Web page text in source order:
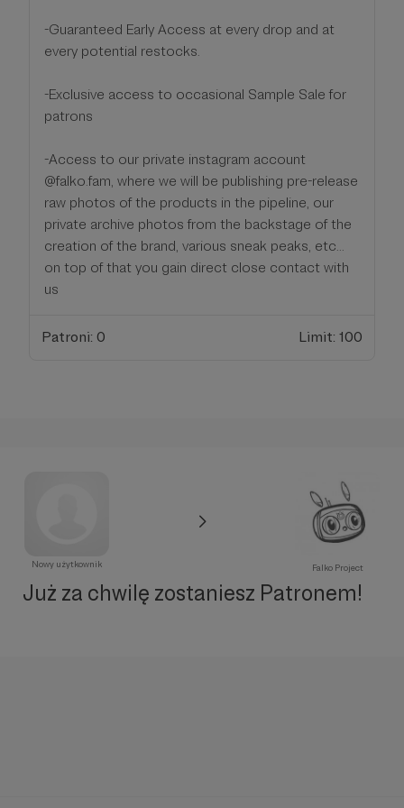
-Guaranteed Early Access at every drop and at
every potential restocks.
-Exclusive access to occasional Sample Sale for
patrons
-Access to our private instagram account
@falko.fam, where we will be publishing pre-release
raw photos of the products in the pipeline, our
private archive photos from the backstage of the
creation of the brand, various sneak peaks, etc...
on top of that you gain direct close contact with
us
Patroni: 0 Limit: 100
Nowy użytkownik Falko Project
Już za chwilę zostaniesz Patronem!